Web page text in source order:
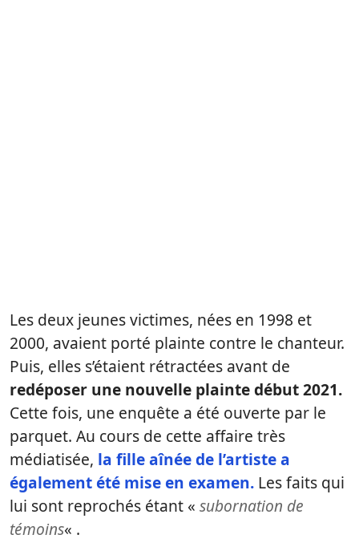
Les deux jeunes victimes, nées en 1998 et
2000, avaient porté plainte contre le chanteur.
Puis, elles s’étaient rétractées avant de
redéposer une nouvelle plainte début 2021.
Cette fois, une enquête a été ouverte par le
parquet. Au cours de cette affaire très
médiatisée, la fille aînée de l’artiste a
également été mise en examen. Les faits qui
lui sont reprochés étant « subornation de
témoins« .